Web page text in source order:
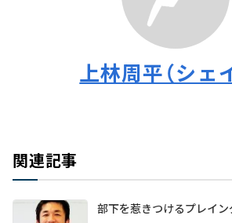
上林周平（シェ
関連記事
部下を惹きつけるプレイ